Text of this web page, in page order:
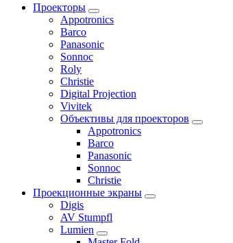
Проекторы
Appotronics
Barco
Panasonic
Sonnoc
Roly
Christie
Digital Projection
Vivitek
Объективы для проекторов
Appotronics
Barco
Panasonic
Sonnoc
Сhristie
Проекционные экраны
Digis
AV Stumpfl
Lumien